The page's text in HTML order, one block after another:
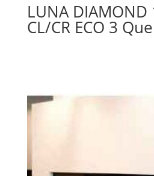
LUNA DIAMOND
CL/CR ECO 3